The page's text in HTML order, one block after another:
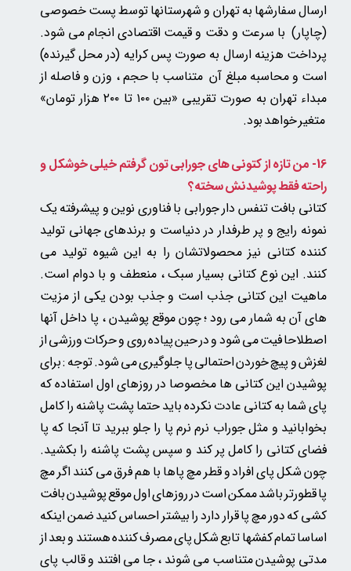
ارسال سفارشها به تهران و شهرستانها توسط پست خصوصی
(چاپار) با سرعت و دقت و قیمت اقتصادی انجام می شود.
پرداخت هزینه ارسال به صورت پس کرایه (در محل گیرنده)
است و محاسبه مبلغ آن متناسب با حجم ، وزن و فاصله از
مبداء تهران به صورت تقریبی «بین ۱۰۰ تا ۲۰۰ هزار تومان»​​​​​​​
متغیر خواهد بود.​​​​​​​
16- من تازه از کتونی های جورابی تون گرفتم خیلی خوشکل و
راحته فقط پوشیدنش سخته؟
کتانی بافت تنفس دار جورابی با فناوری نوین و پیشرفته یک
نمونه رایج و پر طرفدار در دنیاست و برندهای جهانی تولید
کننده کتانی نیز محصولاتشان را به این شیوه تولید می
کنند. این نوع کتانی بسیار سبک ، منعطف و با دوام است.
ماهیت این کتانی جذب است و جذب بودن یکی از مزیت
های آن به شمار می رود ؛ چون موقع پوشیدن ، پا داخل آنها
اصطلاحا فیت می شود و در حین پیاده روی و حرکات ورزشی از
لغزش و پیچ خوردن احتمالی پا جلوگیری می شود. توجه : برای
پوشیدن این کتانی ها مخصوصا در روزهای اول استفاده که
پای شما به کتانی عادت نکرده باید حتما پشت پاشنه را کامل
بخوابانید و مثل جوراب نرم نرم پا را جلو ببرید تا آنجا که پا
فضای کتانی را کامل پر کند و سپس پشت پاشنه را بکشید.
چون شکل پای افراد و قطر مچ پاها با هم فرق می کنند اگر مچ
پا قطورتر باشد ممکن است در روزهای اول موقع پوشیدن بافت
کشی که دور مچ پا قرار دارد را بیشتر احساس کنید ضمن اینکه
اساسا تمام کفشها تابع شکل پای مصرف کننده هستند و بعد از
مدتی پوشیدن متناسب می شوند ، جا می افتند و قالب پای